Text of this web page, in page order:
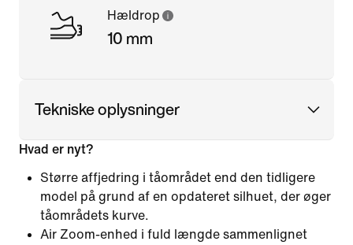
Hældrop
10 mm
Tekniske oplysninger
Hvad er nyt?
Større affjedring i tåområdet end den tidligere
model på grund af en opdateret silhuet, der øger
tåområdets kurve.
Air Zoom-enhed i fuld længde sammenlignet